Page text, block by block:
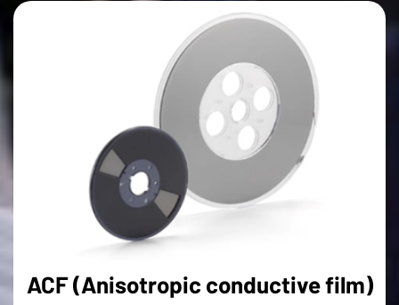
ACF (Anisotropic conductive film)